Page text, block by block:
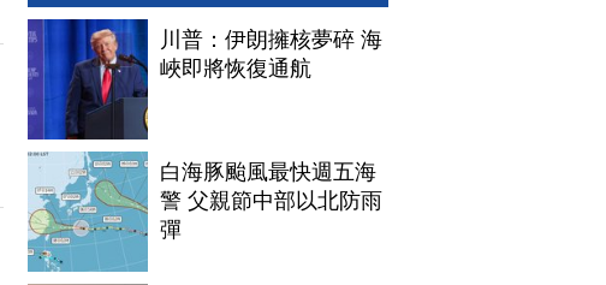
川普：伊朗擁核夢碎 海
峽即將恢復通航
白海豚颱風最快週五海
警 父親節中部以北防雨
彈